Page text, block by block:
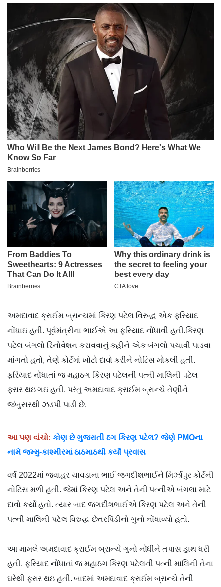
અમદાવાદ ક્રાઈમ બ્રાન્ચમાં કિરણ પટેલ વિરુદ્ધ એક ફરિયાદ
નોંધાઇ હતી. પૂર્વમંત્રીના ભાઈએ આ ફરિયાદ નોંધાવી હતી.કિરણ
પટેલ બંગલો રિનોવેશન કરાવવાનું કહીને એક બંગલો પચાવી પાડવા
માંગતો હતો, તેણે કોર્ટમાં ખોટો દાવો કરીને નોટિસ મોકલી હતી.
ફરિયાદ નોંધાતાં જ મહાઠગ કિરણ પટેલની પત્ની માલિની પટેલ
ફરાર થઇ ગઇ હતી. પરંતુ અમદાવાદ ક્રાઈમ બ્રાન્ચે તેણીને
જંબુસરથી ઝડપી પાડી છે.
આ પણ વાંચો: કોણ છે ગુજરાતી ઠગ કિરણ પટેલ? જેણે PMOના
નામે જમ્મુ-કાશ્મીરમાં ઠાઠમાઠથી કર્યો પ્રવાસ
વર્ષ 2022માં જવાહર ચાવડાના ભાઈ જગદીશભાઈને મિર્ઝાપુર કોર્ટની
નોટિસ મળી હતી. જેમાં કિરણ પટેલ અને તેની પત્નીએ બંગલા માટે
દાવો કર્યો હતો. ત્યાર બાદ જગદીશભાઈએ કિરણ પટેલ અને તેની
પત્ની માલિની પટેલ વિરુદ્ધ છેતરપિંડીનો ગુનો નોંધાવ્યો હતો.
આ મામલે અમદાવાદ ક્રાઈમ બ્રાન્ચે ગુનો નોંધીને તપાસ હાથ ધરી
હતી. ફરિયાદ નોંધાતાં જ મહાઠગ કિરણ પટેલની પત્ની માલિની તેના
ઘરેથી ફરાર થઇ હતી. બાદમાં અમદાવાદ ક્રાઈમ બ્રાન્ચે તેની